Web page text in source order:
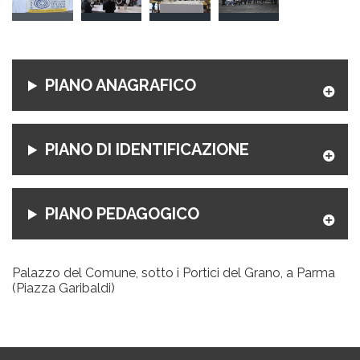
PIANO ANAGRAFICO
PIANO DI IDENTIFICAZIONE
PIANO PEDAGOGICO
Palazzo del Comune, sotto i Portici del Grano, a Parma
(Piazza Garibaldi)